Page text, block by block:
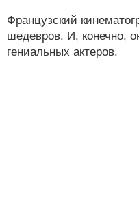
Французский
шедевров. И, конечно,
гениальных актеров.